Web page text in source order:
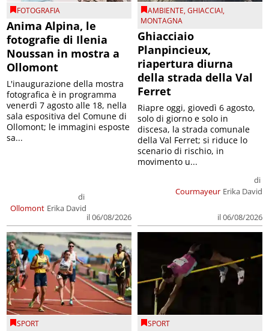
FOTOGRAFIA
Anima Alpina, le
fotografie di Ilenia
Noussan in mostra a
Ollomont
Ollomont
di
Erika David
il 06/08/2026
L'inaugurazione della mostra
fotografica è in programma
venerdì 7 agosto alle 18, nella
sala espositiva del Comune di
Ollomont; le immagini esposte
sa...
AMBIENTE,GHIACCIAI,
MONTAGNA
Ghiacciaio
Planpincieux,
riapertura diurna
della strada della Val
Ferret
Courmayeur
di
Erika David
il 06/08/2026
Riapre oggi, giovedì 6 agosto,
solo di giorno e solo in
discesa, la strada comunale
della Val Ferret; si riduce lo
scenario di rischio, in
movimento u...
SPORT SPORT